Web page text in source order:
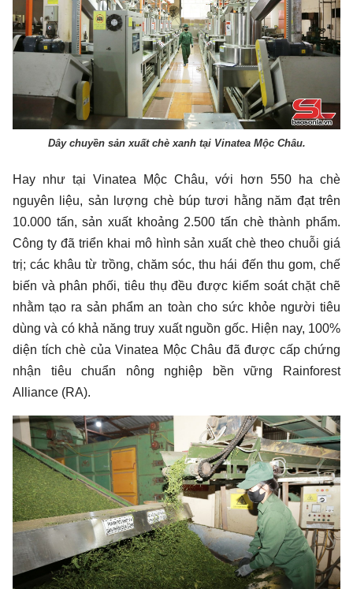
Dây chuyền sản xuất chè xanh tại Vinatea Mộc Châu.
Hay như tại Vinatea Mộc Châu, với hơn 550 ha chè
nguyên liệu, sản lượng chè búp tươi hằng năm đạt trên
10.000 tấn, sản xuất khoảng 2.500 tấn chè thành phẩm.
Công ty đã triển khai mô hình sản xuất chè theo chuỗi giá
trị; các khâu từ trồng, chăm sóc, thu hái đến thu gom, chế
biến và phân phối, tiêu thụ đều được kiểm soát chặt chẽ
nhằm tạo ra sản phẩm an toàn cho sức khỏe người tiêu
dùng và có khả năng truy xuất nguồn gốc. Hiện nay, 100%
diện tích chè của Vinatea Mộc Châu đã được cấp chứng
nhận tiêu chuẩn nông nghiệp bền vững Rainforest
Alliance (RA).